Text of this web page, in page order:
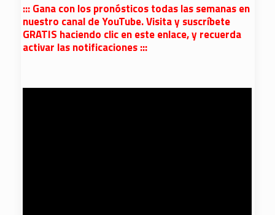
::: Gana con los pronósticos todas las semanas en
nuestro canal de YouTube. Visita y suscríbete
GRATIS haciendo clic en este enlace, y recuerda
activar las notificaciones :::